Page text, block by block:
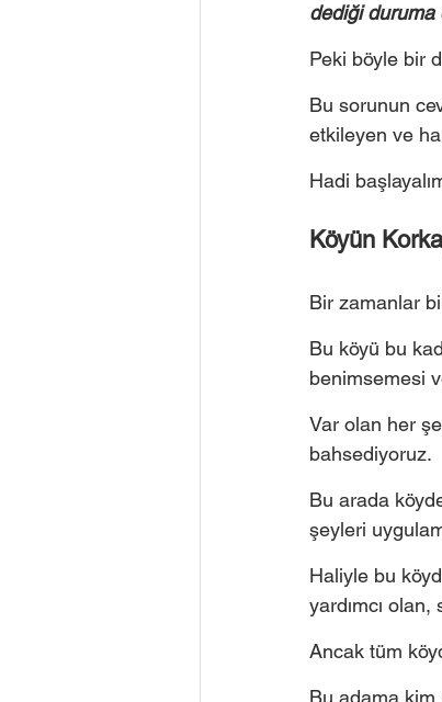
dediği duruma
Peki böyle bir
Bu sorunun
etkileyen ve
Hadi
Köyün
Bir zamanlar
Bu köyü bu
benimsemesi
Var olan her
bahsediyoruz.
Bu arada
şeyleri
Haliyle bu
yardımcı olan,
Ancak tüm
Bu adama kim